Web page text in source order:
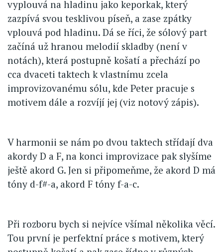
vyplouvá na hladinu jako keporkak, který
zazpívá svou tesklivou píseň, a zase zpátky
vplouvá pod hladinu. Dá se říci, že sólový part
začíná už hranou melodií skladby (není v
notách), která postupně košatí a přechází po
cca dvaceti taktech k vlastnímu zcela
improvizovanému sólu, kde Peter pracuje s
motivem dále a rozvíjí jej (viz notový zápis).
V harmonii se nám po dvou taktech střídají dva
akordy D a F, na konci improvizace pak slyšíme
ještě akord G. Jen si připomeňme, že akord D má
tóny d-f#-a, akord F tóny f-a-c.
Při rozboru bych si nejvíce všímal několika věcí.
Tou první je perfektní práce s motivem, který